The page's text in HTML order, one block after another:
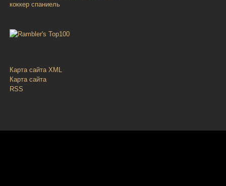
коккер спаниель
Карта сайта XML
Карта сайта
RSS